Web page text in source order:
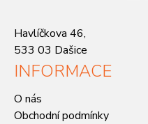
Havlíčkova 46,
533 03 Dašice
INFORMACE
O nás
Obchodní podmínky